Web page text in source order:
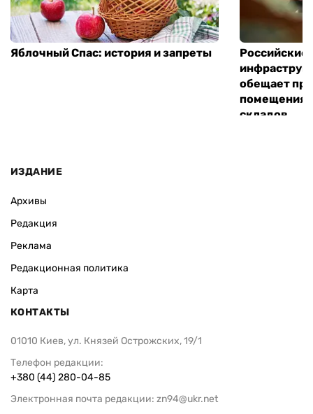
Яблочный Спас: история и запреты
Российские
обещает
помещения
складов
ИЗДАНИЕ
Архивы
Редакция
Реклама
Редакционная политика
Карта
КОНТАКТЫ
01010 Киев, ул. Князей Острожских, 19/1
Телефон редакции:
+380 (44) 280-04-85
Электронная почта редакции: zn94@ukr.net